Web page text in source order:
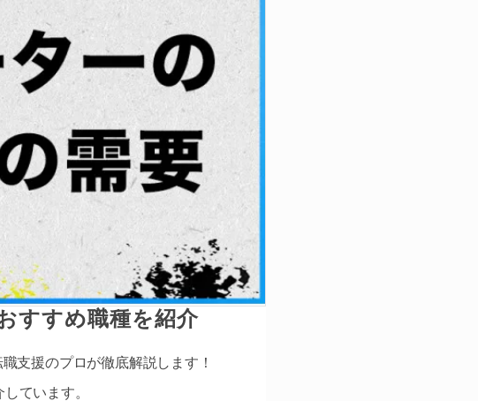
すすめ職種を紹介
支援のプロが徹底解説します！
ています。